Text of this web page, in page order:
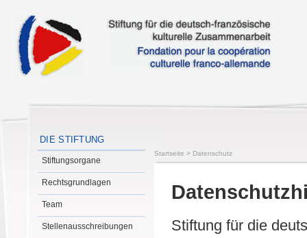
DIE STIFTUNG
Stiftungsorgane
Rechtsgrundlagen
Team
Stellenausschreibungen
Startseite > Datenschutz
Stiftung für die